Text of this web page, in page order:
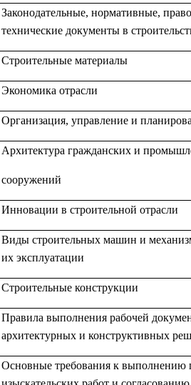
Законодательные, нормативные,
технические документы в
Строительные материалы
Экономика отрасли
Организация, управление и
Архитектура гражданских и
сооружений
Инновации в строительной отрасли
Виды строительных машин и
их эксплуатации
Строительные конструкции
Правила выполнения рабочей
архитектурных и конструктивных
Основные требования к выполнению